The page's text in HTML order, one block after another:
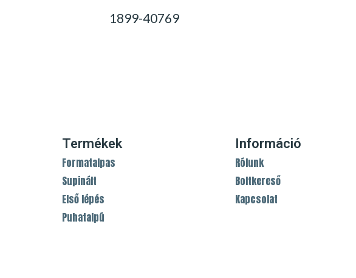
1899-40769
Termékek
Formatalpas
Supinált
Első lépés
Puhatalpú
Információ
Rólunk
Boltkereső
Kapcsolat